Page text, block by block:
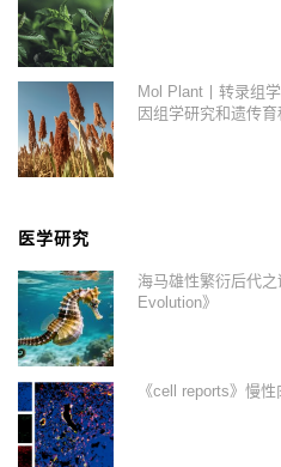
Mol Plant丨转录组
因组学研究和遗传育
医学研究
海马雄性繁衍后代
Evolution》
《cell reports》慢